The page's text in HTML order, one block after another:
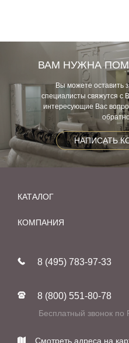
ВАМ НУЖНА
Вы можете оставить
специалисты свяжутся с
интересующие Вас
НАПИСАТЬ
КАТАЛОГ
Мебель
Новинки
Фабрики
КОМПАНИЯ
Реставрация
Контакты
8 (495) 783-97-33
8 (800) 551-80-78
Бесплатный звонок по
Смотреть адреса на